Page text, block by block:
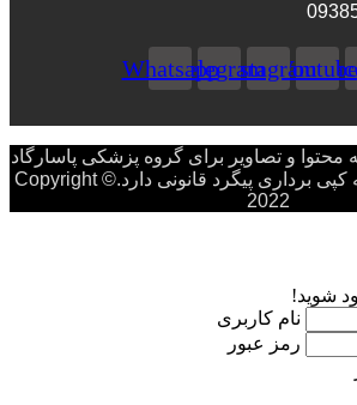
Youtube
Instagram
Telegram
Whatsapp
و تصاویر برای گروه پزشکی پاسارگاد
محفوظ بوده و هرگونه کپی برداری پیگرد قانونی دارد.Copyright ©
2022
شوید!
نام کاربری
رمز عبور